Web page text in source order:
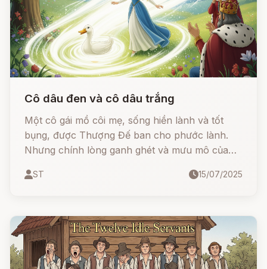
Cô dâu đen và cô dâu trắng
Một cô gái mồ côi mẹ, sống hiền lành và tốt
bụng, được Thượng Đế ban cho phước lành.
Nhưng chính lòng ganh ghét và mưu mô của
- bị tráo đổi, bị hại và tưởng chừng không bao
ST 15/07/2025